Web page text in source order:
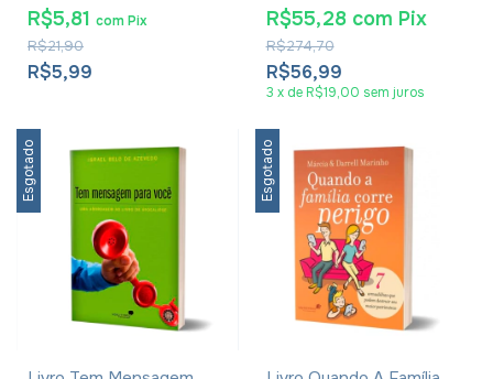
Vergara
R$5,99
R$21,90
R$5,81 comPix
R$56,99
R$274,70
R$55,28 com Pix
3 x de R$19,00 sem juros
Esgotado Esgotado